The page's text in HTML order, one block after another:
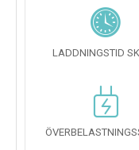
LADDNINGSTID